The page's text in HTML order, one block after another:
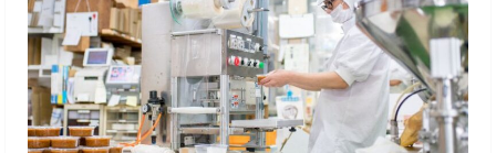
–
opakowania
jednorazowe
jako
element
łańcucha
dostaw